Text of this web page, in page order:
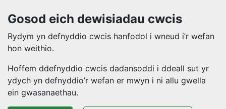
Gosod eich dewisiadau cwcis
Rydym yn defnyddio cwcis hanfodol i wneud i’r wefan
hon weithio.
Hoffem ddefnyddio cwcis dadansoddi i ddeall sut yr
ydych yn defnyddio’r wefan er mwyn i ni allu gwella
ein gwasanaethau.